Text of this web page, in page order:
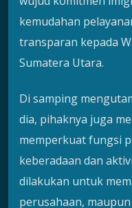
kemudahan
transparan kepada
Sumatera Utara.
Di samping
dia, pihaknya juga
memperkuat fungsi
keberadaan dan
dilakukan untuk
perusahaan,